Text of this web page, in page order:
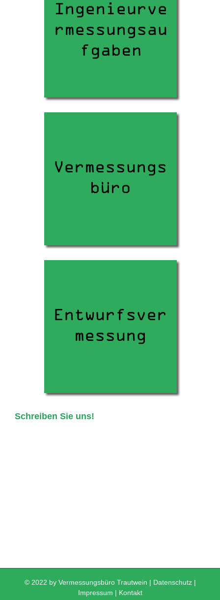
Schreiben Sie uns!
© 2022 by Vermessungsbüro Trautwein | Datenschutz|
Impressum | Kontakt